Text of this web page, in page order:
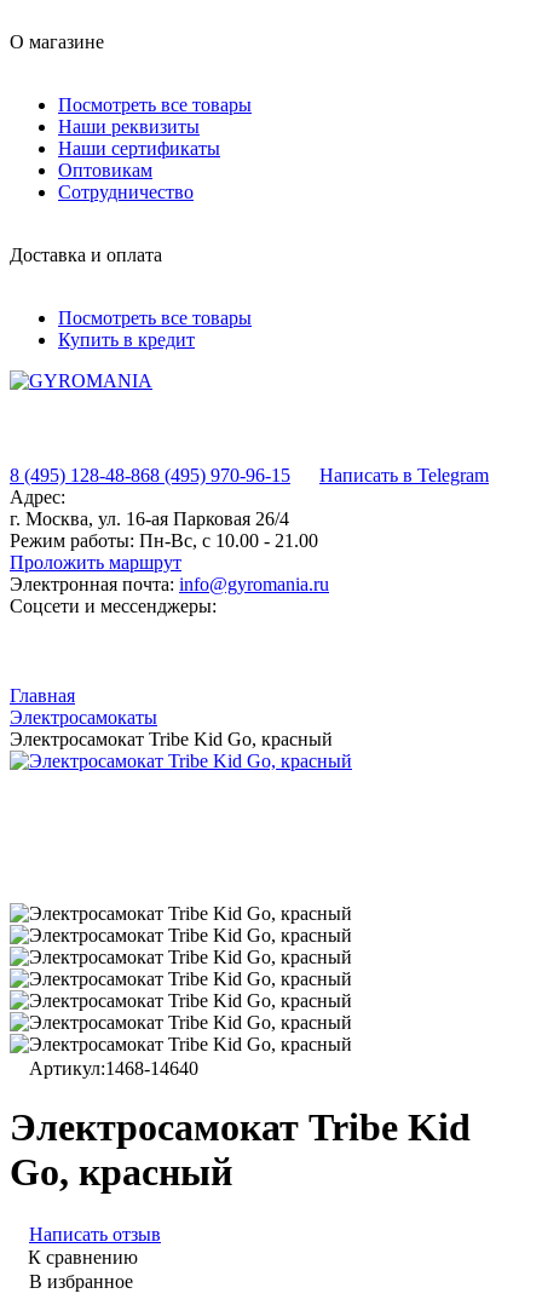
О магазине
Посмотреть все товары
Наши реквизиты
Наши сертификаты
Оптовикам
Сотрудничество
Доставка и оплата
Посмотреть все товары
Купить в кредит
8 (495) 128-48-868 (495) 970-96-15
Написать в Telegram
Адрес:
г. Москва, ул. 16-ая Парковая 26/4
Режим работы: Пн-Вс, с 10.00 - 21.00
Проложить маршрут
Электронная почта: info@gyromania.ru
Соцсети и мессенджеры:
Главная
Электросамокаты
Электросамокат Tribe Kid Go, красный
Артикул:1468-14640
Электросамокат Tribe Kid
Go, красный
Написать отзыв
К сравнению
В избранное